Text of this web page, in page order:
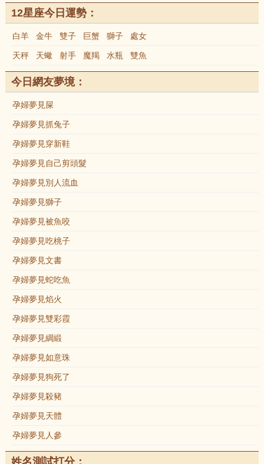
12星座今日運勢：
白羊 金牛 雙子 巨蟹 獅子 處女
天秤 天蠍 射手 魔羯 水瓶 雙魚
今日網友夢境：
孕婦夢見屎
孕婦夢見抓兔子
孕婦夢見穿新鞋
孕婦夢見自己剪頭髮
孕婦夢見別人流血
孕婦夢見獅子
孕婦夢見被魚咬
孕婦夢見吃桃子
孕婦夢見文書
孕婦夢見蛇吃魚
孕婦夢見焰火
孕婦夢見雙彩霞
孕婦夢見綢緞
孕婦夢見如意珠
孕婦夢見狗死了
孕婦夢見殺豬
孕婦夢見天體
孕婦夢見人參
姓名測試打分：